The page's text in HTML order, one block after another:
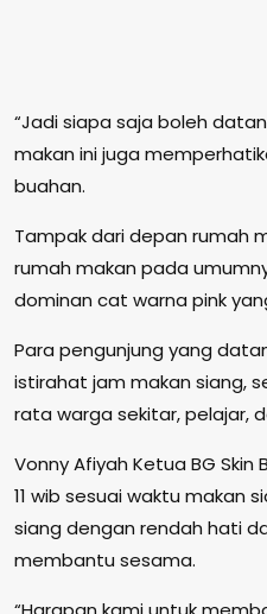
“Jadi siapa saja boleh
makan ini juga
buahan.
Tampak dari depan rumah
rumah makan pada
dominan cat warna pink
Para pengunjung yang
istirahat jam makan siang,
rata warga sekitar, pelajar,
Vonny Afiyah Ketua BG
11 wib sesuai waktu makan
siang dengan rendah hati
membantu sesama.